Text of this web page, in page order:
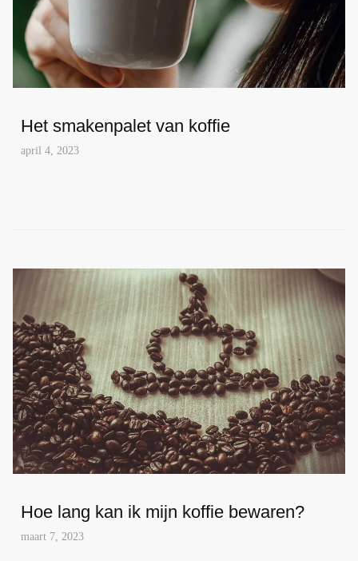
Het smakenpalet van koffie
april 4, 2023
Hoe lang kan ik mijn koffie bewaren?
maart 7, 2023